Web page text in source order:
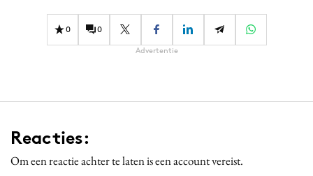
0 0
Advertentie
Reacties:
Om een reactie achter te laten is een account vereist.